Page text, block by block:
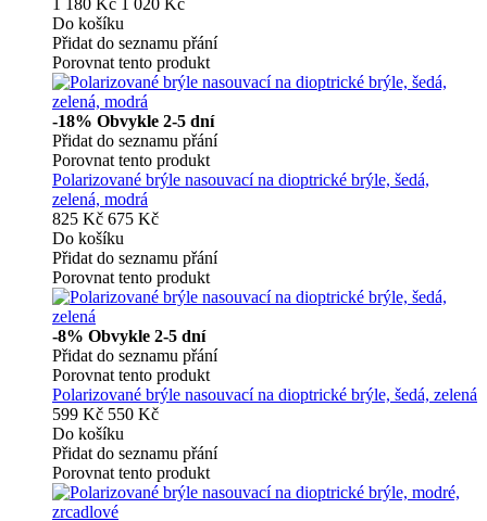
1 180 Kč 1 020 Kč
Do košíku
Přidat do seznamu přání
Porovnat tento produkt
-18% Obvykle 2-5 dní
Přidat do seznamu přání
Porovnat tento produkt
Polarizované brýle nasouvací na dioptrické brýle, šedá,
zelená, modrá
825 Kč 675 Kč
Do košíku
Přidat do seznamu přání
Porovnat tento produkt
-8% Obvykle 2-5 dní
Přidat do seznamu přání
Porovnat tento produkt
Polarizované brýle nasouvací na dioptrické brýle, šedá, zelená
599 Kč 550 Kč
Do košíku
Přidat do seznamu přání
Porovnat tento produkt